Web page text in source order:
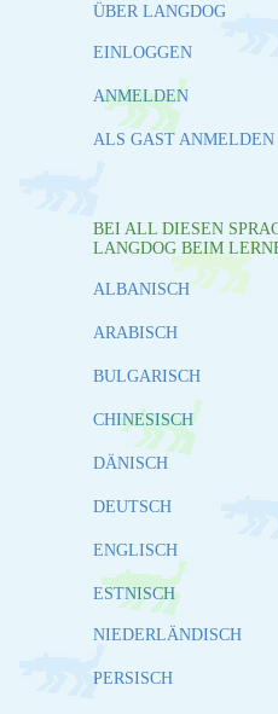
ÜBER LANGDOG
EINLOGGEN
ANMELDEN
ALS GAST ANMELDEN
BEI ALL DIESEN
LANGDOG BEIM
ALBANISCH
ARABISCH
BULGARISCH
CHINESISCH
DÄNISCH
DEUTSCH
ENGLISCH
ESTNISCH
NIEDERLÄNDISCH
PERSISCH